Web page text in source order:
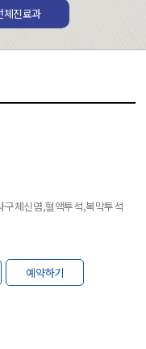
체진료과
구체신염,혈액투석,복막투석
예약하기